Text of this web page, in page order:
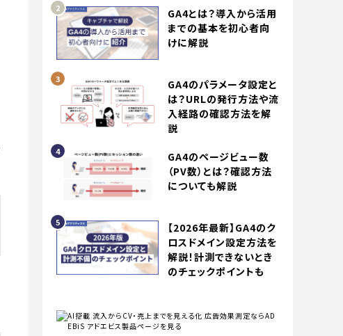
GA4とは？導入から活用
までの基本を初心者向
けに解説
GA4のパラメータ設定と
は？URLの発行方法や流
入経路の確認方法を解
説
GA4のページビュー数
（PV数）とは？確認方法
についても解説
【2026年最新】GA4のク
ロスドメイン設定方法を
解説！計測できないとき
のチェックポイントも